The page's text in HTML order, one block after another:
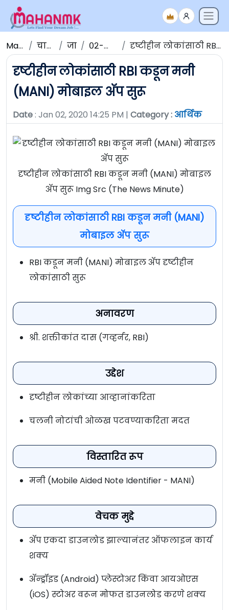
Maha NMK चालू घडामोडी जानेवारी ०२-जानेवारी -२०२० दृष्टीहीन लोकांसाठी RBI कडून मनी (MANI) मोबाइल अ‍ॅप सुरू
दृष्टीहीन लोकांसाठी RBI कडून मनी
(MANI) मोबाइल अ‍ॅप सुरू
Date: Jan 02, 2020 14:25 PM | Category : आर्थिक
दृष्टीहीन लोकांसाठी RBI कडून मनी (MANI) मोबाइल
अ‍ॅप सुरू Img Src (The News Minute)
दृष्टीहीन लोकांसाठी RBI कडून मनी (MANI)
मोबाइल अ‍ॅप सुरू
RBI कडून मनी (MANI) मोबाइल अ‍ॅप दृष्टीहीन
लोकांसाठी सुरू
अनावरण
श्री. शक्तीकांत दास (गव्हर्नर, RBI)
उद्देश
दृष्टीहीन लोकांच्या आव्हानांकरिता
चलनी नोटांची ओळख पटवण्याकरिता मदत
विस्तारित रूप
मनी (Mobile Aided Note Identifier - MANI)
वेचक मुद्दे
अ‍ॅप एकदा डाउनलोड झाल्यानंतर ऑफलाइन कार्य
शक्य
अ‍ॅन्ड्रॉइड (Android) प्लेस्टोअर किंवा आयओएस
(iOS) स्टोअर वरून मोफत डाउनलोड करणे शक्य